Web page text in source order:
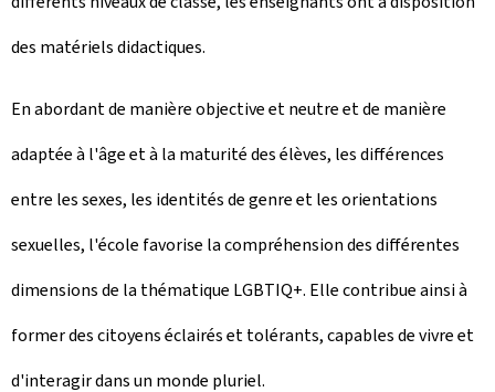
des matériels didactiques.
En abordant de manière objective et neutre et de manière
adaptée à l'âge et à la maturité des élèves, les différences
entre les sexes, les identités de genre et les orientations
sexuelles, l'école favorise la compréhension des différentes
dimensions de la thématique LGBTIQ+. Elle contribue ainsi à
former des citoyens éclairés et tolérants, capables de vivre et
d'interagir dans un monde pluriel.